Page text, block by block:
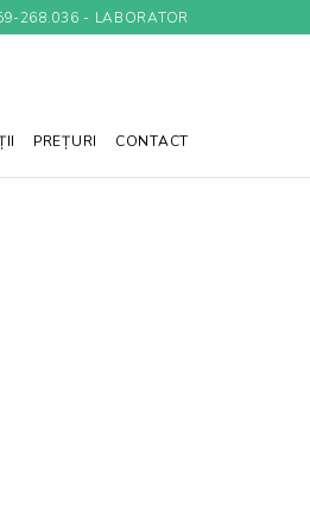
268.036 - LABORATOR
PREȚURI CONTACT